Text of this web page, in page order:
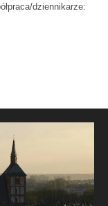
dziennikarze: